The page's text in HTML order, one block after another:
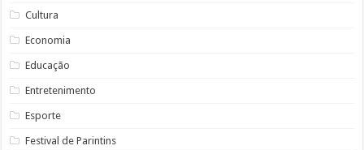
Cultura
Economia
Educação
Entretenimento
Esporte
Festival de Parintins